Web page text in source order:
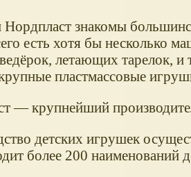
знакомы
есть хотя бы несколько
летающих тарелок,
пластмассовые
— крупнейший
детских игрушек
более 200 наименований